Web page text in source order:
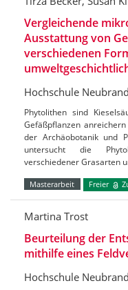
Vergleichende
Ausstattung von
verschiedenen
Hochschule
Phytolithen sind
Gefäßpflanzen
der Archäobotanik und
untersucht die
verschiedener Grasarten
Masterarbeit Freier
Martina Trost
Beurteilung der
mithilfe eines
Hochschule